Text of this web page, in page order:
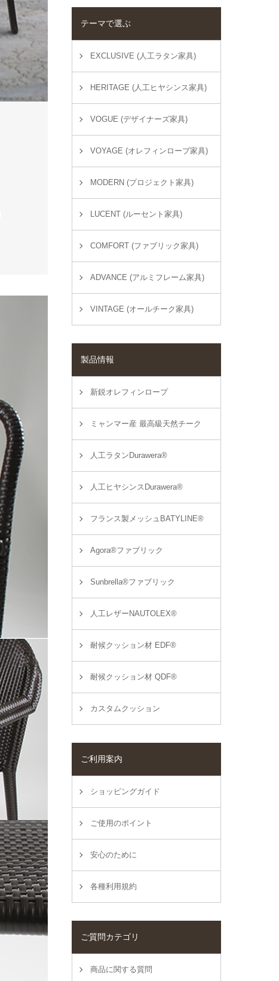
テーマで選ぶ
EXCLUSIVE (人工ラタン家具)
HERITAGE (人工ヒヤシンス家具)
VOGUE (デザイナーズ家具)
VOYAGE (オレフィンロープ家具)
MODERN (プロジェクト家具)
LUCENT (ルーセント家具)
COMFORT (ファブリック家具)
ADVANCE (アルミフレーム家具)
VINTAGE (オールチーク家具)
製品情報
新鋭オレフィンロープ
ミャンマー産 最高級天然チーク
人工ラタンDurawera®
人工ヒヤシンスDurawera®
フランス製メッシュBATYLINE®
Agora®ファブリック
Sunbrella®ファブリック
人工レザーNAUTOLEX®
耐候クッション材 EDF®
耐候クッション材 QDF®
カスタムクッション
ご利用案内
ショッピングガイド
ご使用のポイント
安心のために
各種利用規約
ご質問カテゴリ
商品に関する質問